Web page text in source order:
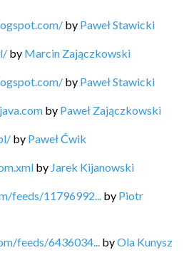
by Paweł Stawicki
by Marcin Zajączkowski
by Paweł Stawicki
by Paweł Zajączkowski
by Paweł Ćwik
by Jarek Kijanowski
feeds/11796992... by Piotr
feeds/6436034... byOla Kunysz